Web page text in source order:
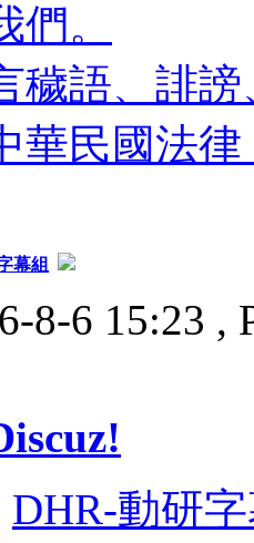
。
穢語、誹
華民國法
幕組
8-6 15:23 ,
DHR-動研